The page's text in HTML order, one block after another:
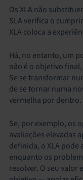
Os XLA não
SLA verifica o
XLA coloca a
Há, no entanto, um
não é o objetivo
Se se transformar
de se tornar numa
vermelha por dentro.
Se, por exemplo, os
avaliações elevadas
definida, o XLA
enquanto os
resolver. O seu valor